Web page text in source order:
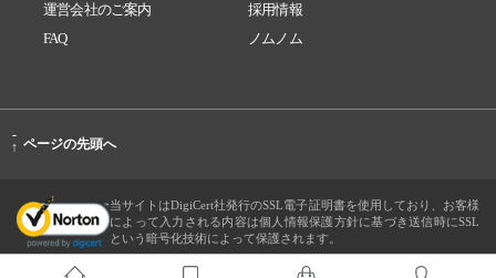
運営会社のご案内
採用情報
FAQ
ノムノム
-
↑ ページの先頭へ
当サイトはDigiCert社発行のSSL電子証明書を使用しており、お客様
によって入力される内容は個人情報保護方針に基づき送信時にSSL
という暗号化技術によって保護されます。